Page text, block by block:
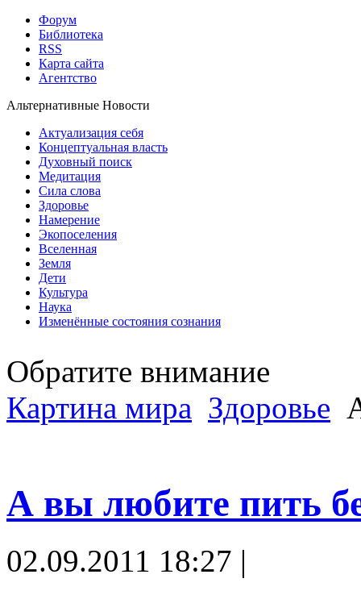
Форум
Библиотека
RSS
Карта сайта
Агентство
Альтернативные Новости
Актуализация себя
Концептуальная власть
Духовный поиск
Медитация
Сила слова
Здоровье
Намерение
Экопоселения
Вселенная
Земля
Дети
Культура
Наука
Изменённые состояния сознания
Обратите внимание
Картина мира Здоровье
А вы любите пить
02.09.2011 18:27 |